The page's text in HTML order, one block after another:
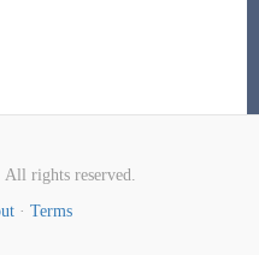
All rights reserved.
· Terms